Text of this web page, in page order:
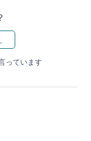
っています